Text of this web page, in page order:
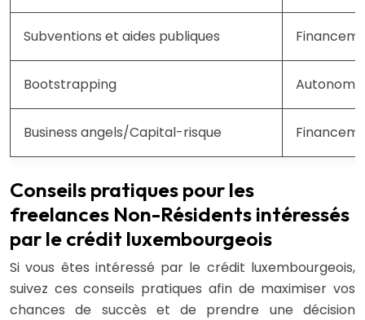
Subventions et aides publiques
Bootstrapping
Business angels/Capital-risque
Conseils pratiques pour les
freelances Non-Résidents intéressés
par le crédit luxembourgeois
Si vous êtes intéressé par le crédit luxembourgeois,
suivez ces conseils pratiques afin de maximiser vos
chances de succès et de prendre une décision